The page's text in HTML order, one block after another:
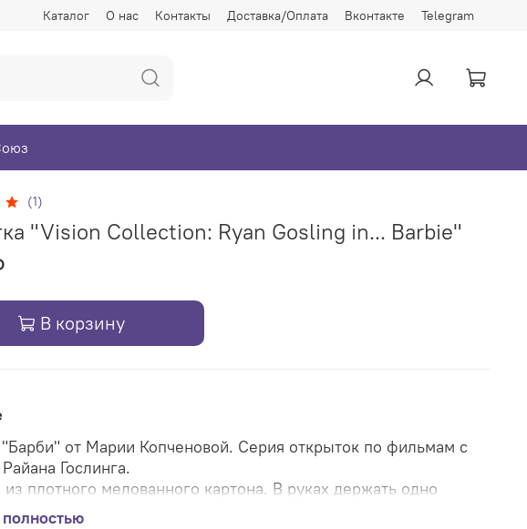
Каталог О нас Контакты Доставка/Оплата Вконтакте Telegram
(1)
"Vision Collection: Ryan Gosling in... Barbie"
В корзину
"Барби" от Марии Копченовой. Серия открыток по фильмам с
Гослинга.
плотного мелованного картона. В руках держать одно
премиум формат.